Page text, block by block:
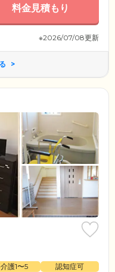
料金見積もり
※2026/07/08更新
護1〜5
認知症可